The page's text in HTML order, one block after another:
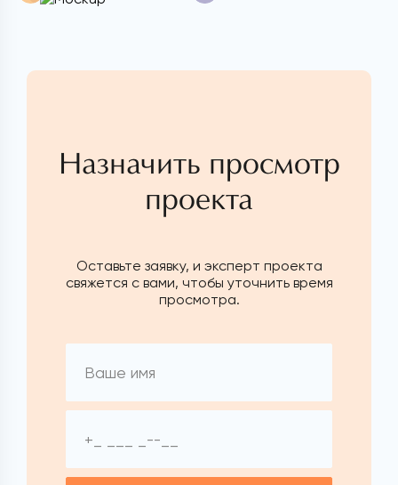
Назначить просмотр
проекта
Оставьте заявку, и эксперт проекта
свяжется с вами, чтобы уточнить время
просмотра.